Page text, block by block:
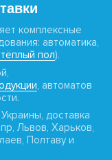
комплексные
автоматика,
пол).
, автоматов
доставка
Львов, Харьков,
Полтаву и